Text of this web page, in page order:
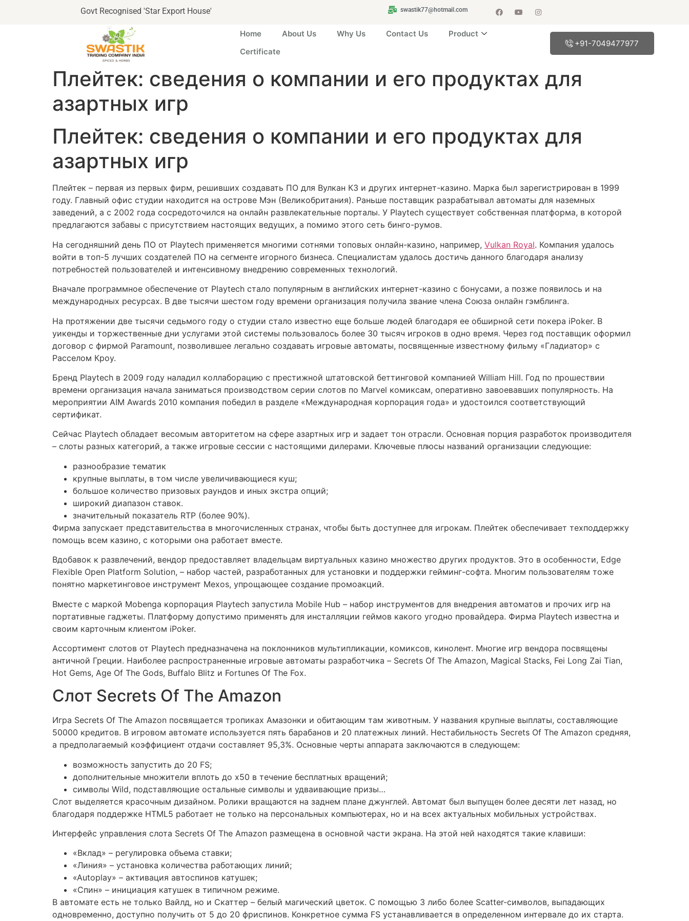
Govt Recognised 'Star Export House' swastik77@hotmail.com
Home About Us Why Us Contact Us
Product
Certificate
+91-7049477977
Плейтек: сведения о компании и его продуктах для
азартных игр
Плейтек: сведения о компании и его продуктах для
азартных игр
Плейтек – первая из первых фирм, решивших создавать ПО для Вулкан КЗ и других интернет-казино. Марка был зарегистрирован в 1999
году. Главный офис студии находится на острове Мэн (Великобритания). Раньше поставщик разрабатывал автоматы для наземных
заведений, а с 2002 года сосредоточился на онлайн развлекательные порталы. У Playtech существует собственная платформа, в которой
предлагаются забавы с присутствием настоящих ведущих, а помимо этого сеть бинго-румов.
На сегодняшний день ПО от Playtech применяется многими сотнями топовых онлайн-казино, например, Vulkan Royal. Компания удалось
войти в топ-5 лучших создателей ПО на сегменте игорного бизнеса. Специалистам удалось достичь данного благодаря анализу
потребностей пользователей и интенсивному внедрению современных технологий.
Вначале программное обеспечение от Playtech стало популярным в английских интернет-казино с бонусами, а позже появилось и на
международных ресурсах. В две тысячи шестом году времени организация получила звание члена Союза онлайн гэмблинга.
На протяжении две тысячи седьмого году о студии стало известно еще больше людей благодаря ее обширной сети покера iPoker. В
уикенды и торжественные дни услугами этой системы пользовалось более 30 тысяч игроков в одно время. Через год поставщик оформил
договор с фирмой Paramount, позволившее легально создавать игровые автоматы, посвященные известному фильму «Гладиатор» с
Расселом Кроу.
Бренд Playtech в 2009 году наладил коллаборацию с престижной штатовской беттинговой компанией William Hill. Год по прошествии
времени организация начала заниматься производством серии слотов по Marvel комиксам, оперативно завоевавших популярность. На
мероприятии AIM Awards 2010 компания победил в разделе «Международная корпорация года» и удостоился соответствующий
сертификат.
Сейчас Playtech обладает весомым авторитетом на сфере азартных игр и задает тон отрасли. Основная порция разработок производителя
– слоты разных категорий, а также игровые сессии с настоящими дилерами. Ключевые плюсы названий организации следующие:
разнообразие тематик
крупные выплаты, в том числе увеличивающиеся куш;
большое количество призовых раундов и иных экстра опций;
широкий диапазон ставок.
значительный показатель RTP (более 90%).
Фирма запускает представительства в многочисленных странах, чтобы быть доступнее для игрокам. Плейтек обеспечивает техподдержку
помощь всем казино, с которыми она работает вместе.
Вдобавок к развлечений, вендор предоставляет владельцам виртуальных казино множество других продуктов. Это в особенности, Edge
Flexible Open Platform Solution, – набор частей, разработанных для установки и поддержки гейминг-софта. Многим пользователям тоже
понятно маркетинговое инструмент Mexos, упрощающее создание промоакций.
Вместе с маркой Mobenga корпорация Playtech запустила Mobile Hub – набор инструментов для внедрения автоматов и прочих игр на
портативные гаджеты. Платформу допустимо применять для инсталляции геймов какого угодно провайдера. Фирма Playtech известна и
своим карточным клиентом iPoker.
Ассортимент слотов от Playtech предназначена на поклонников мультипликации, комиксов, кинолент. Многие игр вендора посвящены
античной Греции. Наиболее распространенные игровые автоматы разработчика – Secrets Of The Amazon, Magical Stacks, Fei Long Zai Tian,
Hot Gems, Age Of The Gods, Buffalo Blitz и Fortunes Of The Fox.
Слот Secrets Of The Amazon
Игра Secrets Of The Amazon посвящается тропиках Амазонки и обитающим там животным. У названия крупные выплаты, составляющие
50000 кредитов. В игровом автомате используется пять барабанов и 20 платежных линий. Нестабильность Secrets Of The Amazon средняя,
а предполагаемый коэффициент отдачи составляет 95,3%. Основные черты аппарата заключаются в следующем:
возможность запустить до 20 FS;
дополнительные множители вплоть до x50 в течение бесплатных вращений;
символы Wild, подставляющие остальные символы и удваивающие призы…
Слот выделяется красочным дизайном. Ролики вращаются на заднем плане джунглей. Автомат был выпущен более десяти лет назад, но
благодаря поддержке HTML5 работает не только на персональных компьютерах, но и на всех актуальных мобильных устройствах.
Интерфейс управления слота Secrets Of The Amazon размещена в основной части экрана. На этой ней находятся такие клавиши:
«Вклад» – регулировка объема ставки;
«Линия» – установка количества работающих линий;
«Autoplay» – активация автоспинов катушек;
«Спин» – инициация катушек в типичном режиме.
В автомате есть не только Вайлд, но и Скаттер – белый магический цветок. С помощью 3 либо более Scatter-символов, выпадающих
одновременно, доступно получить от 5 до 20 фриспинов. Конкретное сумма FS устанавливается в определенном интервале до их старта.